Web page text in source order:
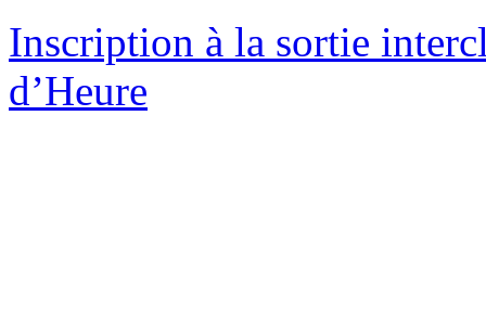
Inscription à la sortie
d’Heure